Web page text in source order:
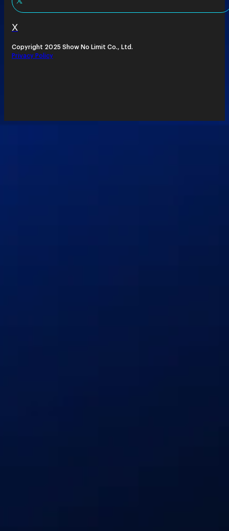
X
Copyright 2025 Show No Limit Co., Ltd.
Privacy Policy